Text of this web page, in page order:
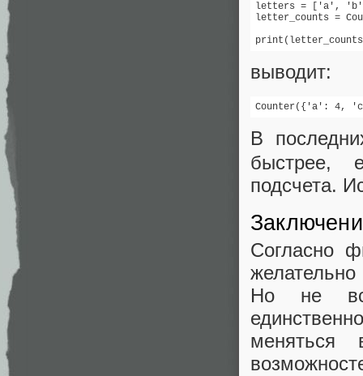
letters = ['a',
letter_counts =
выводит:
Counter({'a':
В
быстрее,
подсчета.
Согласно
Но не
меняться